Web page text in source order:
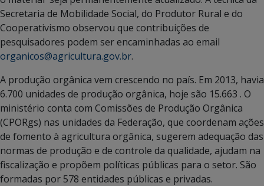
Secretaria de Mobilidade Social, do Produtor Rural e do
Cooperativismo observou que contribuições de
pesquisadores podem ser encaminhadas ao email
organicos@agricultura.gov.br.
A produção orgânica vem crescendo no país. Em 2013, havia
6.700 unidades de produção orgânica, hoje são 15.663 . O
ministério conta com Comissões de Produção Orgânica
(CPORgs) nas unidades da Federação, que coordenam ações
de fomento à agricultura orgânica, sugerem adequação das
normas de produção e de controle da qualidade, ajudam na
fiscalização e propõem políticas públicas para o setor. São
formadas por 578 entidades públicas e privadas.